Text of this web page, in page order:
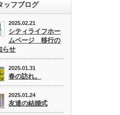
ッフブログ
2025.02.21
シティライフホー
ムページ 移行の
らせ
2025.01.31
春の訪れ。
2025.01.24
友達の結婚式